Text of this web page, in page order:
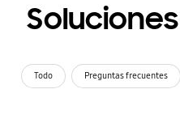
Todo Preguntas frecuentes